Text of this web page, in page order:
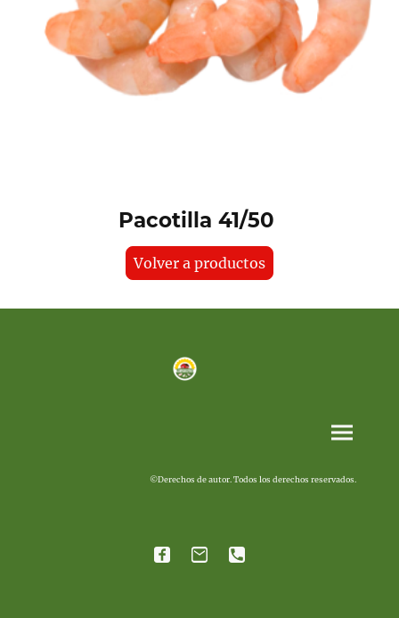
Pacotilla 41/50
Volver a productos
©Derechos de autor. Todos los derechos reservados.